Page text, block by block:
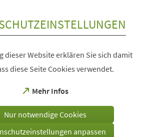
dieser Website erklären Sie sich damit
diese Seite Cookies verwendet.
Mehr Infos
(Öffnet
einem
Tab)
Nur notwendige Cookies
anpassen